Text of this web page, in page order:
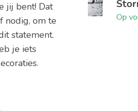
jij bent! Dat
nodig, om te
statement.
je iets
Op